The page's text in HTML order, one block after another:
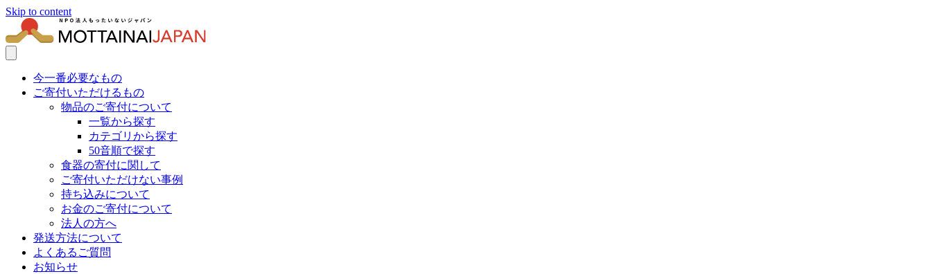
Skip to content
今一番必要なもの
ご寄付いただけるもの
物品のご寄付について
一覧から探す
カテゴリから探す
50音順で探す
食器の寄付に関して
ご寄付いただけない事例
持ち込みについて
お金のご寄付について
法人の方へ
発送方法について
よくあるご質問
お知らせ